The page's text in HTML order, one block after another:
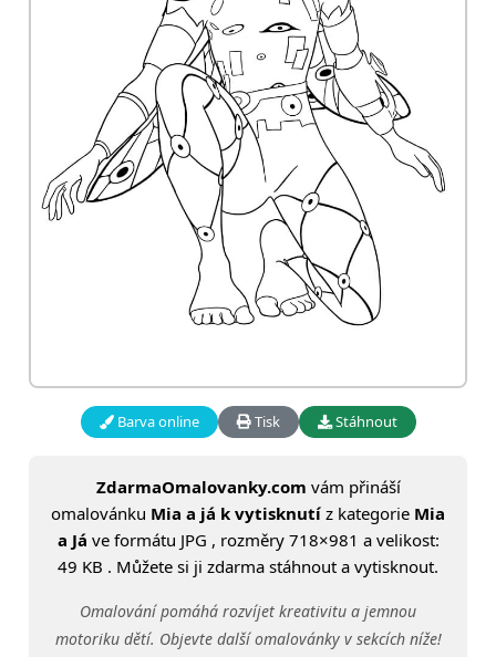
Barva online Tisk Stáhnout
ZdarmaOmalovanky.com vám přináší
omalovánku Mia a já k vytisknutí z kategorie Mia
a Já ve formátu JPG , rozměry 718×981 a velikost:
49 KB . Můžete si ji zdarma stáhnout a vytisknout.
Omalování pomáhá rozvíjet kreativitu a jemnou
motoriku dětí. Objevte další omalovánky v sekcích níže!